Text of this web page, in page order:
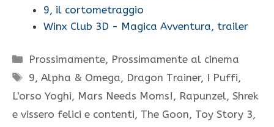
9, il cortometraggio
Winx Club 3D - Magica Avventura, trailer
Categorie
Prossimamente, Prossimamente al cinema
Tag
9,Alpha & Omega, Dragon Trainer, I Puffi,
L'orso Yoghi, Mars Needs Moms! , Rapunzel, Shrek
e vissero felici e contenti, The Goon, Toy Story 3,